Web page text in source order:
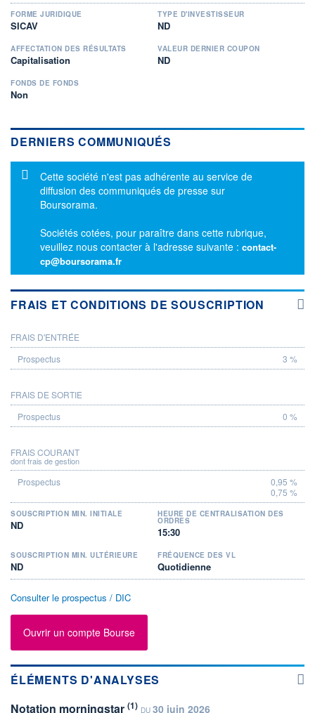
FORME JURIDIQUE
SICAV
TYPE D'INVESTISSEUR
ND
AFFECTATION DES RÉSULTATS
Capitalisation
VALEUR DERNIER COUPON
ND
FONDS DE FONDS
Non
DERNIERS COMMUNIQUÉS
Message d'information
Cette société n'est pas adhérente au service de
diffusion des communiqués de presse sur
Boursorama.
Sociétés cotées, pour paraître dans cette rubrique,
veuillez nous contacter à l'adresse suivante : contact-
cp@boursorama.fr
FRAIS ET CONDITIONS DE SOUSCRIPTION
PROSPECTUS
FRAIS D'ENTRÉE
3 %
FRAIS DE SORTIE
0 %
FRAIS COURANT
dont frais de gestion
0,95 %
0,75 %
SOUSCRIPTION MIN. INITIALE
ND
HEURE DE CENTRALISATION DES
ORDRES
15:30
SOUSCRIPTION MIN. ULTÉRIEURE
ND
FRÉQUENCE DES VL
Quotidienne
Consulter le prospectus / DIC
Ouvrir un compte Bourse
ÉLÉMENTS D'ANALYSES
Notation morningstar (1) DU 30 juin 2026